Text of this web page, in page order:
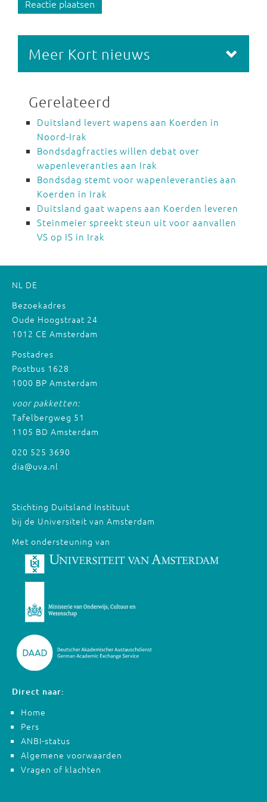
Reactie plaatsen
Meer Kort nieuws
Gerelateerd
Duitsland levert wapens aan Koerden in
Noord-Irak
Bondsdagfracties willen debat over
wapenleveranties aan Irak
Bondsdag stemt voor wapenleveranties aan
Koerden in Irak
Duitsland gaat wapens aan Koerden leveren
Steinmeier spreekt steun uit voor aanvallen
VS op IS in Irak
NL DE
Bezoekadres
Oude Hoogstraat 24
1012 CE Amsterdam
Postadres
Postbus 1628
1000 BP Amsterdam
voor pakketten:
Tafelbergweg 51
1105 BD Amsterdam
020 525 3690
dia@uva.nl
Stichting Duitsland Instituut
bij de Universiteit van Amsterdam
Met ondersteuning van
Direct naar:
Home
Pers
ANBI-status
Algemene voorwaarden
Vragen of klachten